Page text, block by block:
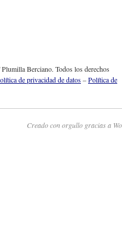
Berciano. Todos los derechos
de privacidad de datos–Política de
Creado con orgullo gracias a